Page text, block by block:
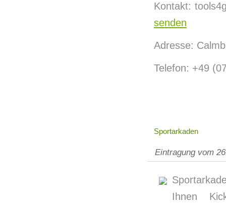
Kontakt:
senden
Adresse:
Telefon: +49
Sportarkaden
Eintragung vom
Ihnen